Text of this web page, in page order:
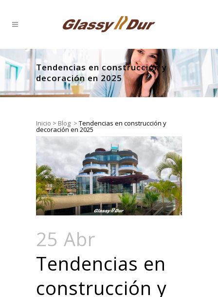
Tendencias en construcción y
decoración en 2025
Inicio > Blog > Tendencias en construcción y
decoración en 2025
25 Abr
Tendencias en
construcción y